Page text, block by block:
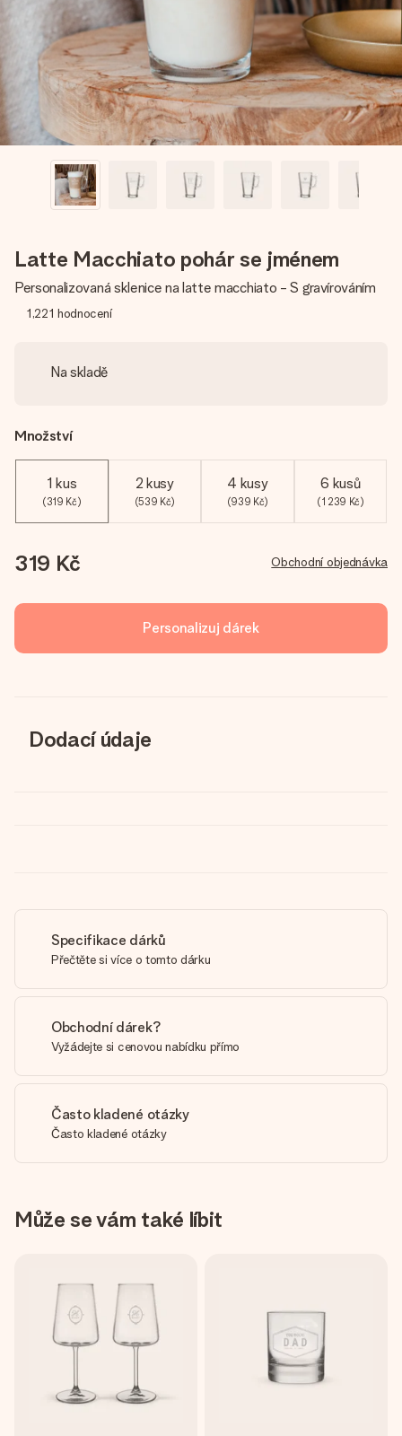
jménem, vaší fotografií nebo vzkazem, který doopravdy
zahřeje u srdce. Žádné zbytečné složitosti, jen spousta
lásky pro daný okamžik.
Latte Macchiato pohár se jménem
Personalizovaná sklenice na latte macchiato - S gravírováním
1,221 hodnocení
Na skladě
Množství
1 kus
(319 Kč)
2 kusy
(539 Kč)
4 kusy
(939 Kč)
6 kusů
(1 239 Kč)
319 Kč Obchodní objednávka
Personalizuj dárek
Dodací údaje
Specifikace dárků
Přečtěte si více o tomto dárku
Obchodní dárek?
Vyžádejte si cenovou nabídku přímo
Často kladené otázky
Často kladené otázky
Může se vám také líbit